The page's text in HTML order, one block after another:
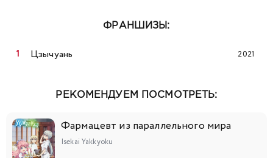
ФРАНШИЗЫ:
Цзычуань 2021
РЕКОМЕНДУЕМ ПОСМОТРЕТЬ:
Фармацевт из параллельного мира
Isekai Yakkyoku